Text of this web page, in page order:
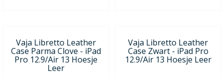
Vaja Libretto Leather
Case Parma Clove - iPad
Pro 12.9/Air 13 Hoesje
Leer
Vaja Libretto Leather
Case Zwart - iPad Pro
12.9/Air 13 Hoesje Leer